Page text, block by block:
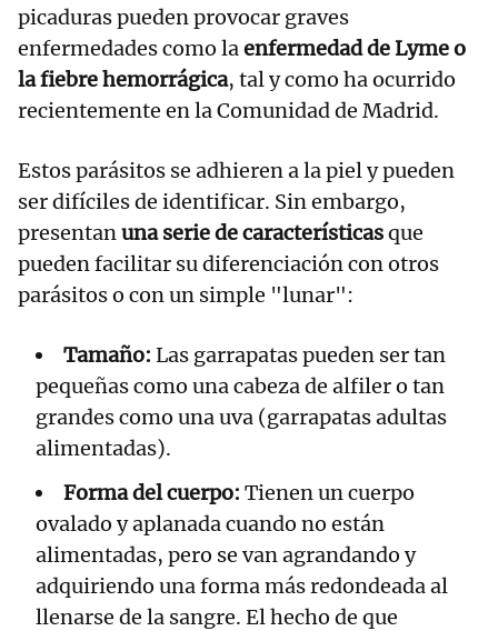
picaduras pueden provocar graves
enfermedades como laenfermedad de Lyme o
la fiebre hemorrágica, tal y como ha ocurrido
recientemente en la Comunidad de Madrid.
Estos parásitos se adhieren a la piel y pueden
ser difíciles de identificar. Sin embargo,
presentanuna serie de característicasque
pueden facilitar su diferenciación con otros
parásitos o con un simple "lunar":
Tamaño: Las garrapatas pueden ser tan
pequeñas como una cabeza de alfiler o tan
grandes como una uva (garrapatas adultas
alimentadas).
Forma del cuerpo: Tienen un cuerpo
ovalado y aplanada cuando no están
alimentadas, pero se van agrandando y
adquiriendo una forma más redondeada al
llenarse de la sangre. El hecho de que